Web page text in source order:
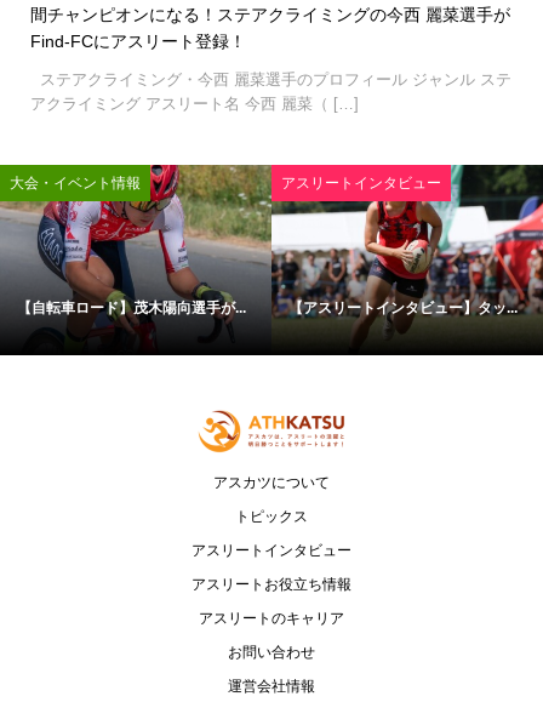
間チャンピオンになる！ステアクライミングの今西 麗菜選手が
Find-FCにアスリート登録！
ステアクライミング・今西 麗菜選手のプロフィール ジャンル ステ
アクライミング アスリート名 今西 麗菜（ […]
大会・イベント情報
【自転車ロード】茂木陽向選手が...
アスリートインタビュー
【アスリートインタビュー】タッ...
アスカツについて
トピックス
アスリートインタビュー
アスリートお役立ち情報
アスリートのキャリア
お問い合わせ
運営会社情報